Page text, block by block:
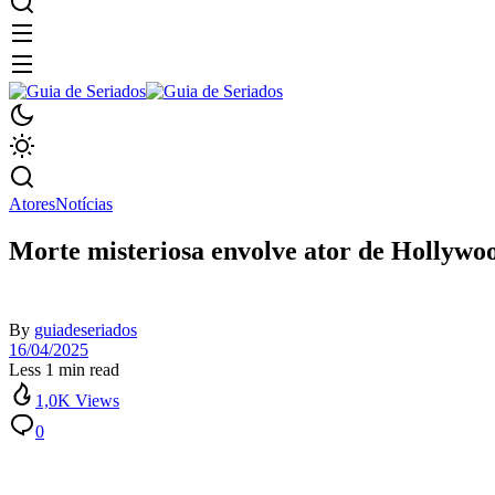
AtoresNotícias
Morte misteriosa envolve ator de
By guiadeseriados
16/04/2025
Less 1 min read
1,0K Views
0